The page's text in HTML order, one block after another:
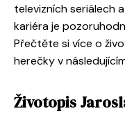
televizních seriálech
kariéra je
Přečtěte si více o
herečky v
Životopis